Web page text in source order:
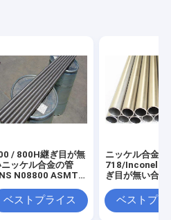
/ 800H継ぎ目が無
ニッケル合金の管
N08800 ASMT
ベストプライス
ニッケル合金
718/Inconel
ぎ目が無い合金
ベストプラ